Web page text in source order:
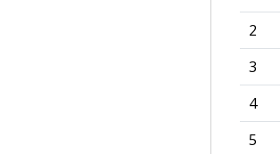
2
3
4
5